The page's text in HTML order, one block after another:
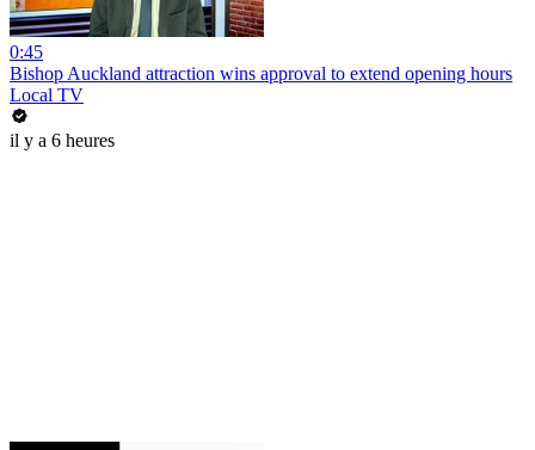
0:45
Bishop Auckland attraction wins approval to extend opening hours
Local TV
il y a 6 heures